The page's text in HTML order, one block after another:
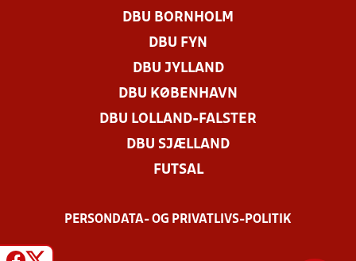
DBU BORNHOLM
DBU FYN
DBU JYLLAND
DBU KØBENHAVN
DBU LOLLAND-FALSTER
DBU SJÆLLAND
FUTSAL
PERSONDATA- OG PRIVATLIVS-POLITIK